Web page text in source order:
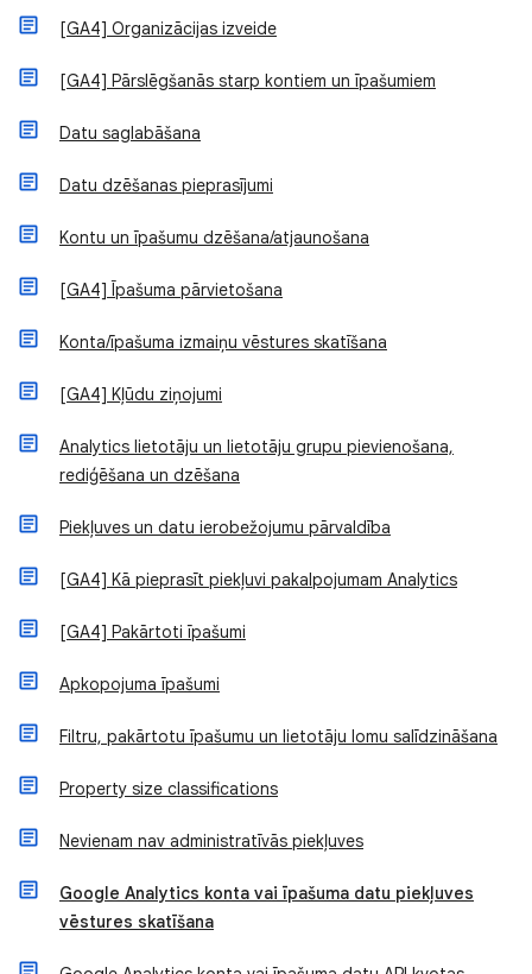
[GA4] Organizācijas izveide
[GA4] Pārslēgšanās starp kontiem un īpašumiem
Datu saglabāšana
Datu dzēšanas pieprasījumi
Kontu un īpašumu dzēšana/atjaunošana
[GA4] Īpašuma pārvietošana
Konta/īpašuma izmaiņu vēstures skatīšana
[GA4] Kļūdu ziņojumi
Analytics lietotāju un lietotāju grupu pievienošana,
rediģēšana un dzēšana
Piekļuves un datu ierobežojumu pārvaldība
[GA4] Kā pieprasīt piekļuvi pakalpojumam Analytics
[GA4] Pakārtoti īpašumi
Apkopojuma īpašumi
Filtru, pakārtotu īpašumu un lietotāju lomu salīdzināšana
Property size classifications
Nevienam nav administratīvās piekļuves
Google Analytics konta vai īpašuma datu piekļuves
vēstures skatīšana